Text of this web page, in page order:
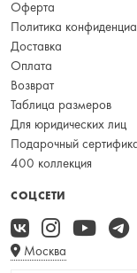
Оферта
Политика
Доставка
Оплата
Возврат
Таблица размеров
Для юридических лиц
Подарочный
400 коллекция
СОЦСЕТИ
Москва